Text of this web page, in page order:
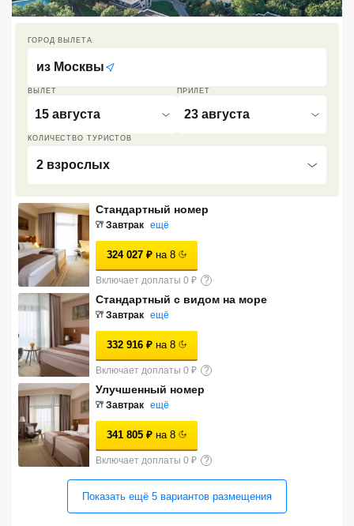
ВЫЛЕТ
15 августа
ПРИЛЕТ
23 августа
КОЛИЧЕСТВО ТУРИСТОВ
2 взрослых
ГОРОД ВЫЛЕТА
из Москвы
Стандартный номер
Завтрак ещё
324 027 ₽ на 8
Включает доплаты 0 ₽ ?
Стандартный с видом на море
Завтрак ещё
332 916 ₽ на 8
Включает доплаты 0 ₽ ?
Улучшенный номер
Завтрак ещё
341 805 ₽ на 8
Включает доплаты 0 ₽ ?
Показать ещё 5 вариантов размещения
звезды
Лучшие отели 3* звезды
Недорогие отели 3*
звезды
Сетевые отели Турции
Сетевые отели Таиланда
Сетевые отели Шри Ланки
Сетевые отели Вьетнама
Сетевые отели Мальдив
Сетевые отели Бали
Сетевые отели Сейшел
Сетевые отели Маврикия